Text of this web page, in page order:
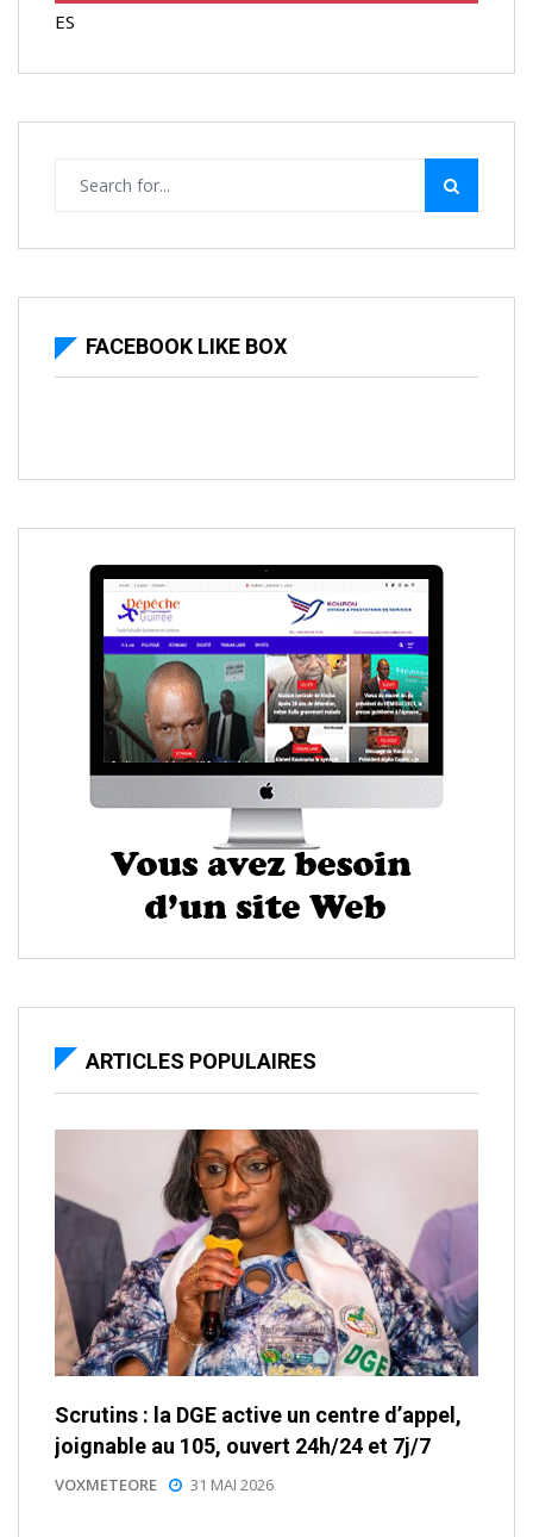
ES
FACEBOOK LIKE BOX
ARTICLES POPULAIRES
Scrutins : la DGE active un centre d’appel,
joignable au 105, ouvert 24h/24 et 7j/7
VOXMETEORE 31 MAI 2026